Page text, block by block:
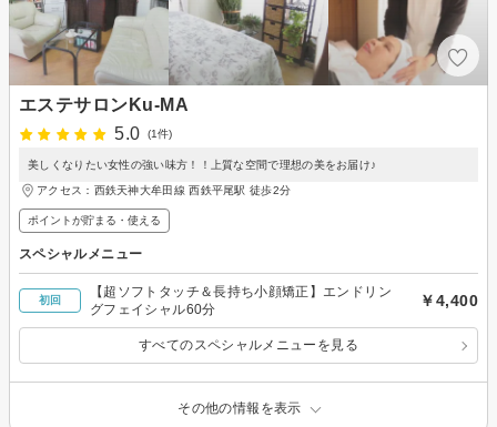
エステサロンKu-MA
5.0
(1件)
美しくなりたい女性の強い味方！！上質な空間で理想の美をお届け♪
アクセス：西鉄天神大牟田線 西鉄平尾駅 徒歩2分
ポイントが貯まる・使える
スペシャルメニュー
初回
【超ソフトタッチ＆長持ち小顔矯正】エンドリン
グフェイシャル60分
￥4,400
すべてのスペシャルメニューを見る
その他の情報を表示